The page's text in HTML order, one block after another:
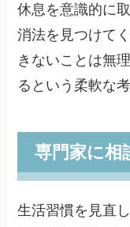
休息を意識的に
消法を見つけて
きないことは無
るという柔軟な
専門家に
生活習慣を見直